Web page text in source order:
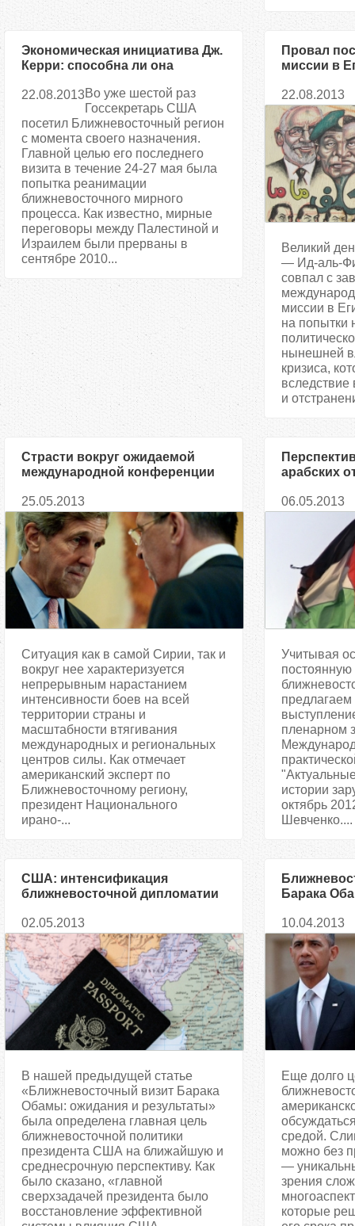
Экономическая инициатива Дж.
Керри: способна ли она
решение палестино-
израильского конфликта?
22.08.2013Во уже шестой раз
Госсекретарь США
посетил Ближневосточный регион
с момента своего назначения.
Главной целью его последнего
визита в течение 24-27 мая была
попытка реанимации
ближневосточного мирного
процесса. Как известно, мирные
переговоры между Палестиной и
Израилем были прерваны в
сентябре 2010...
Провал
миссии в
22.08.2013
Великий
— Ид-аль-
совпал с
миссии в
на попытки
нынешней
кризиса,
вследствие
и
Страсти вокруг ожидаемой
международной конференции
интересы сторон
25.05.2013
Ситуация как в самой Сирии, так и
вокруг нее характеризуется
непрерывным нарастанием
интенсивности боев на всей
территории страны и
масштабности втягивания
международных и региональных
центров силы. Как отмечает
американский эксперт по
Ближневосточному региону,
президент Национального
ирано-...
арабских
06.05.2013
Учитывая
постоянную
пленарном
истории
октябрь
Шевченко....
США: интенсификация
ближневосточной дипломатии
02.05.2013
В нашей предыдущей статье
«Ближневосточный визит Барака
Обамы: ожидания и результаты»
была определена главная цель
ближневосточной политики
президента США на ближайшую и
среднесрочную перспективу. Как
было сказано, «главной
сверхзадачей президента было
восстановление эффективной
Барака
10.04.2013
Еще долго
средой.
можно без
—
зрения
которые